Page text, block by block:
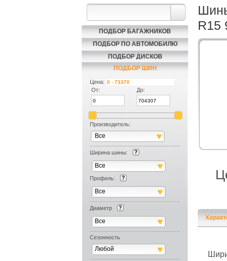
ПОДБОР БАГАЖНИКОВ
ПОДБОР ПО АВТОМОБИЛЮ
ПОДБОР ДИСКОВ
ПОДБОР ШИН
Цена:
От:
До:
Производитель:
Все
Ширина шины:
Все
Профиль:
Все
Диаметр
Все
Сезонность
Любой
R15